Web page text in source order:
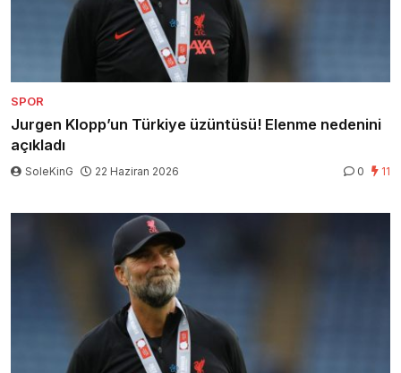
SPOR
Jurgen Klopp’un Türkiye üzüntüsü! Elenme nedenini
açıkladı
SoleKinG 22 Haziran 2026 0 11